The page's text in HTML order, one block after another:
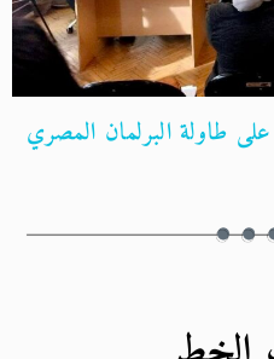
طاولة البرلمان المصري